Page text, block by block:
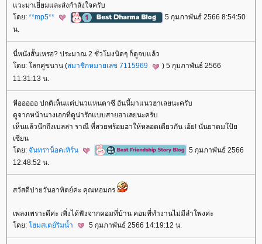
วะมาเยี่ยมและส่งกำลังใจครับ
ดย: **mp5**
5 กุมภาพันธ์ 2566 8:54:50
น.
นี่หนังสั้นเหรอ? ประมาณ 2 ชั่วโมงนิดๆ ก็ดูจบแล้ว
ดย: โลกคู่ขนาน (สมาชิกหมายเลข 7115969
) 5 กุมภาพันธ์ 2566
11:31:13 น.
หือออออ ปกติเห็นแต่ปนวแหนตาซี อันนี้มาแนวฮาเลยนะครับ
ดูจากหน้านางเอกที่ดูน่ารักแบบสายฮาเลยนะครับ
เห็นแล้วนึกถึงเบลล่า ราณี ที่สวยพร้อมฮาให้หลอดเดียวกัน เอ้ย! นั่นยาดมโป้
เซียน
ดย: จันทราน็อคเทิร์น
5 กุมภาพันธ์ 2566
12:48:52 น.
สวัสดีบ่ายวันอาทิตย์ค่ะ คุณหอมกร
เพลงเพราะดีค่ะ เพิ่งได้ฟังจากคอมที่บ้าน คอมที่ทำงานไม่มีลำโพงค่ะ
ดย: ฮมสเตย์ริมน้ำ 5 กุมภาพันธ์ 2566 14:19:12 น.